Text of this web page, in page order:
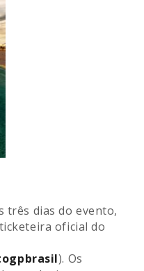
três dias do evento,
oficial do
). Os